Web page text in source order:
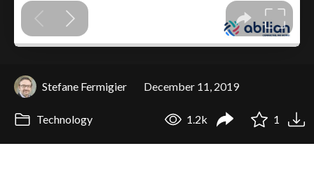
Stefane Fermigier December 11, 2019
Technology 1.2k 1